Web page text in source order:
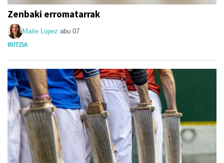
Zenbaki erromatarrak
Maite Lopez abu 07
IRITZIA